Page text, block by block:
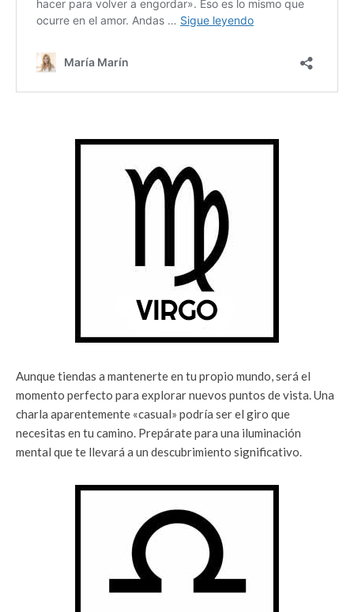
Aunque tiendas a mantenerte en tu propio mundo, será el
momento perfecto para explorar nuevos puntos de vista. Una
charla aparentemente «casual» podría ser el giro que
necesitas en tu camino. Prepárate para una iluminación
mental que te llevará a un descubrimiento significativo.